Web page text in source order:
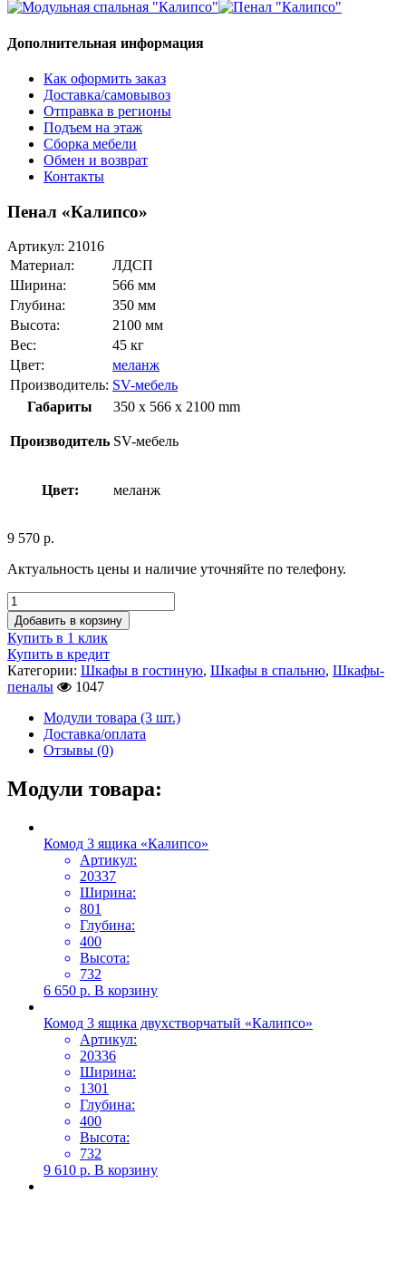
Дополнительная информация
Как оформить заказ
Доставка/самовывоз
Отправка в регионы
Подъем на этаж
Сборка мебели
Обмен и возврат
Контакты
Пенал «Калипсо»
Артикул: 21016
Материал:
ЛДСП
Ширина:
566 мм
Глубина:
350 мм
Высота:
2100 мм
Вес:
45 кг
Цвет:
меланж
Производитель: SV-мебель
Габариты
350 x 566 x 2100 mm
Производитель SV-мебель
Цвет: меланж
9 570 р.
Актуальность цены и наличие уточняйте по телефону.
Добавить в корзину
Купить в 1 клик
Купить в кредит
Категории: Шкафы в гостиную, Шкафы в спальню, Шкафы-
пеналы
1047
Модули товара (3 шт.)
Доставка/оплата
Отзывы (0)
Модули товара:
Комод 3 ящика «Калипсо»
Артикул:
20337
Ширина:
801
Глубина:
400
Высота:
732
6 650 р. В корзину
Комод 3 ящика двухстворчатый «Калипсо»
Артикул:
20336
Ширина:
1301
Глубина:
400
Высота:
732
9 610 р. В корзину